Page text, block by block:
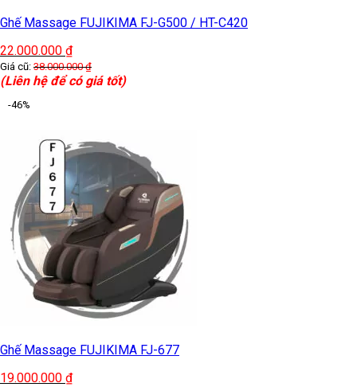
Ghế Massage FUJIKIMA FJ-G500 / HT-C420
22.000.000 ₫
Giá cũ: 38.000.000₫
(Liên hệ để có giá tốt)
-46%
Ghế Massage FUJIKIMA FJ-677
19.000.000 ₫